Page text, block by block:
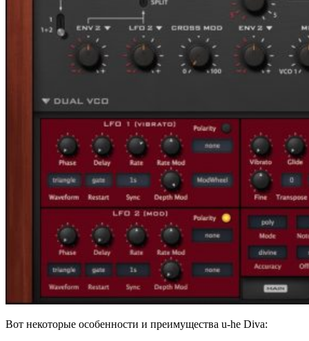
Вот некоторые особенности и преимущества u-he Diva: